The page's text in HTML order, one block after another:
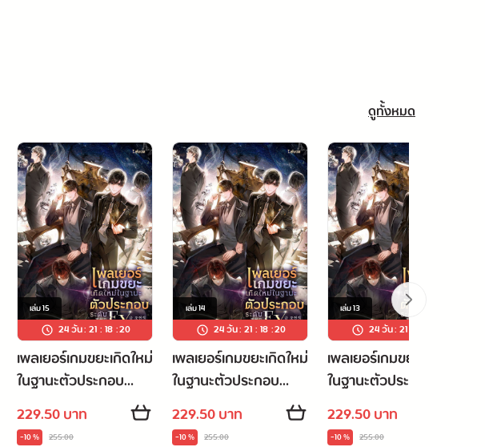
ดูทั้งหมด
เล่ม15
24 วัน:21:18:19
เพลเยอร์เกมขยะเกิดใหม่
ในฐานะตัวประกอบ
ระดับ EX เล่ม 15
229.50 บาท
-10 % 255.00
เล่ม14
24 วัน:21:18:19
เพลเยอร์เกมขยะเกิดใหม่
ในฐานะตัวประกอบ
ระดับ EX เล่ม 14
229.50 บาท
-10 % 255.00
เล่ม13
24 วัน:21
เพลเยอร์เกมขยะเกิดใหม่
ในฐานะตัวประกอบ
ระดับ EX เล่ม 13
229.50 บาท
-10 % 255.00